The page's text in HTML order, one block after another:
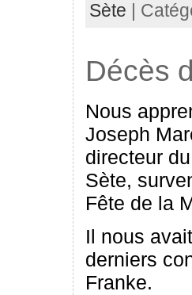
Sète |
Décès
Nous
Joseph
directeur
Sète,
Fête de la
Il nous
derniers
Franke.